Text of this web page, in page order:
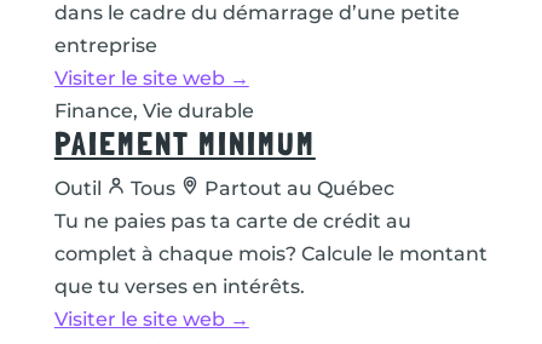
dans le cadre du démarrage d’une petite
entreprise
Visiter le site web →
Finance, Vie durable
PAIEMENT MINIMUM
Outil Tous
Partout au Québec
Tu ne paies pas ta carte de crédit au
complet à chaque mois? Calcule le montant
que tu verses en intérêts.
Visiter le site web →